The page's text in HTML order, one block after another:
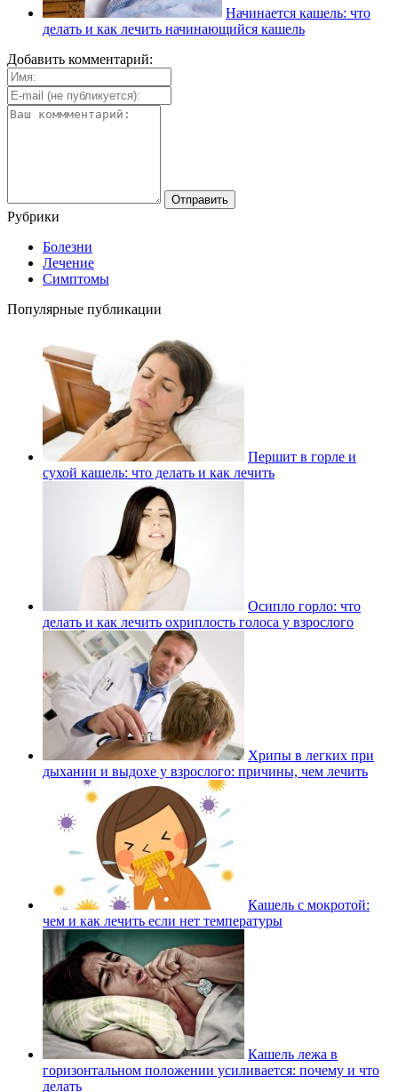
Начинается кашель: что
делать и как лечить начинающийся кашель
Добавить комментарий:
Рубрики
Болезни
Лечение
Симптомы
Популярные публикации
Першит в горле и
сухой кашель: что делать и как лечить
Осипло горло: что
делать и как лечить охриплость голоса у взрослого
Хрипы в легких при
дыхании и выдохе у взрослого: причины, чем лечить
Кашель с мокротой:
чем и как лечить если нет температуры
Кашель лежа в
горизонтальном положении усиливается: почему и что
делать